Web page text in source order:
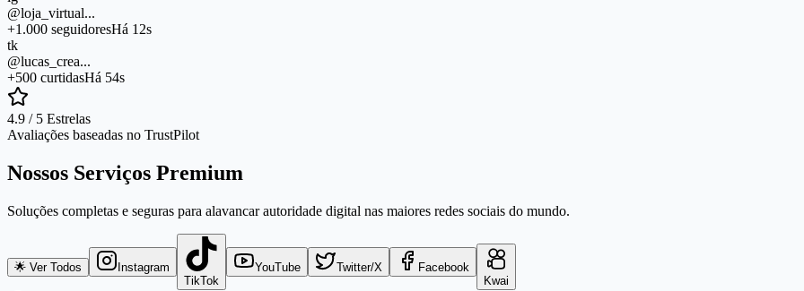
@loja_virtual...
+1.000 seguidoresHá 12s
tk
@lucas_crea...
+500 curtidasHá 54s
4.9 / 5 Estrelas
Avaliações baseadas no TrustPilot
Nossos Serviços Premium
Soluções completas e seguras para alavancar autoridade digital nas maiores redes sociais do mundo.
🌟 Ver Todos
Instagram
TikTok
YouTube Twitter/X
Facebook
Kwai